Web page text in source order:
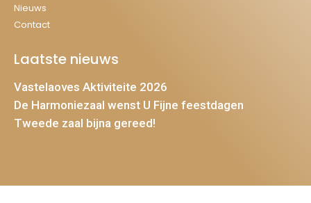
Nieuws
Contact
Laatste nieuws
Vastelaoves Aktiviteite 2026
De Harmoniezaal wenst U Fijne feestdagen
Tweede zaal bijna gereed!